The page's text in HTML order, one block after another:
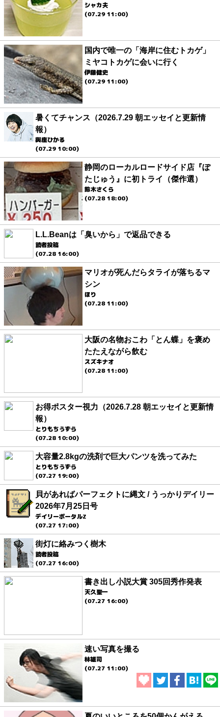
シャカ夫
(07.29 11:00)
国内で唯一の「海岸に住むトカゲ」
ミヤコトカゲに会いに行く
伊藤健史
(07.29 11:00)
暑くてチャンス（2026.7.29 朝エッセイと更新情
報）
與座ひかる
(07.29 10:00)
静岡のローカルロードサイド店『ぽ
たじゅう』に初トライ（傑作選）
鈴木さくら
(07.28 18:00)
L.L.Beanは「臭いから」で返品できる
読者投稿
(07.28 16:00)
マリオが死んだらタライが落ちるマ
シン
ほり
(07.28 11:00)
大阪の名物おこわ「とん蝶」を褒め
たたえながら飲む
スズキナオ
(07.28 11:00)
お得ポスター視力（2026.7.28 朝エッセイと更新情
報）
とりもちうずら
(07.28 10:00)
大容量2.8kgの洗剤で巨大パンツを洗ってみた
とりもちうずら
(07.27 19:00)
貝があればパーフェクトに縄文 / うっかりデイリー
2026年7月25日号
デイリーポータルZ
(07.27 17:00)
街灯に絡みつく樹木
読者投稿
(07.27 16:00)
書き出し小説大賞 305回秀作発表
天久聖一
(07.27 16:00)
速い写真を撮る
林雄司
(07.27 11:00)